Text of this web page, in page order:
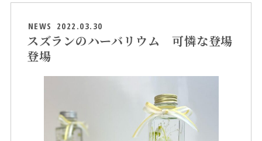
NEWS 2022.03.30
スズランのハーバリウム 可憐な登場
登場